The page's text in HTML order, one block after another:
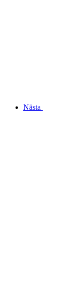
Nästa